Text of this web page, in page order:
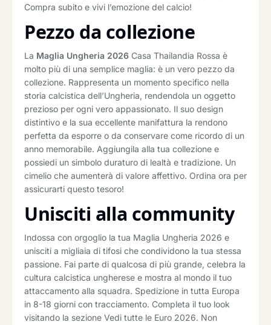
Compra subito e vivi l’emozione del calcio!
Pezzo da collezione
La Maglia Ungheria 2026 Casa Thailandia Rossa è
molto più di una semplice maglia: è un vero pezzo da
collezione. Rappresenta un momento specifico nella
storia calcistica dell’Ungheria, rendendola un oggetto
prezioso per ogni vero appassionato. Il suo design
distintivo e la sua eccellente manifattura la rendono
perfetta da esporre o da conservare come ricordo di un
anno memorabile. Aggiungila alla tua collezione e
possiedi un simbolo duraturo di lealtà e tradizione. Un
cimelio che aumenterà di valore affettivo. Ordina ora per
assicurarti questo tesoro!
Unisciti alla community
Indossa con orgoglio la tua Maglia Ungheria 2026 e
unisciti a migliaia di tifosi che condividono la tua stessa
passione. Fai parte di qualcosa di più grande, celebra la
cultura calcistica ungherese e mostra al mondo il tuo
attaccamento alla squadra. Spedizione in tutta Europa
in 8-18 giorni con tracciamento. Completa il tuo look
visitando la sezione Vedi tutte le Euro 2026. Non